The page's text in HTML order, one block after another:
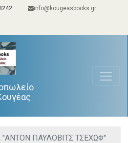
info@kougeasbooks.gr
"ΑΝΤΟΝ ΠΑΥΛΟΒΙΤΣ ΤΣΕΧΩΦ"